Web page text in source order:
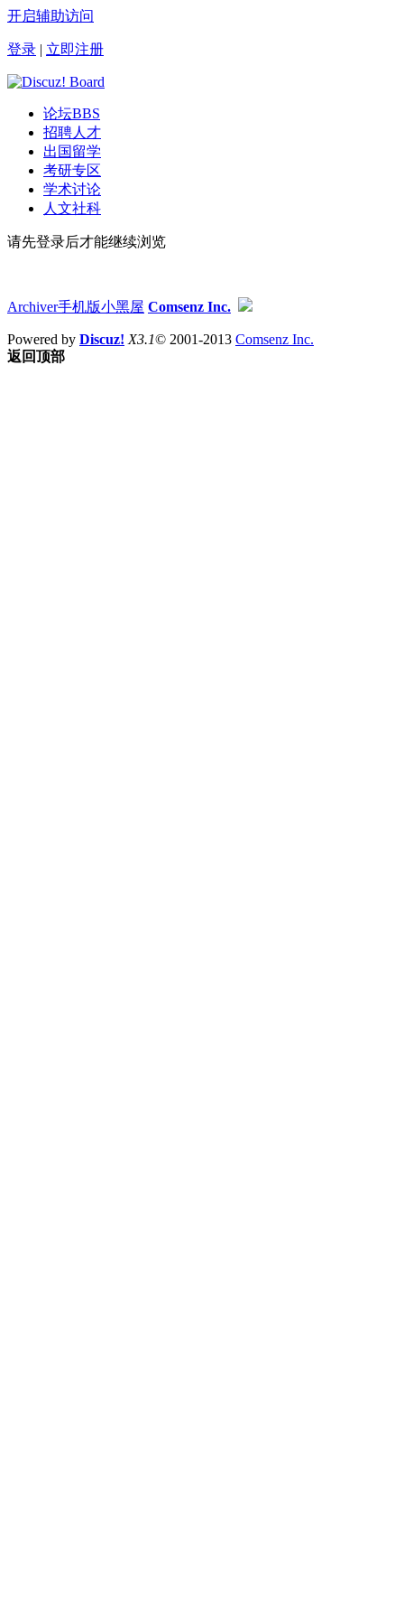
开启辅助访问
登录 | 立即注册
论坛BBS
招聘人才
出国留学
考研专区
学术讨论
人文社科
请先登录后才能继续浏览
Archiver手机版小黑屋 Comsenz Inc.
Powered by Discuz! X3.1© 2001-2013 Comsenz Inc.
返回顶部